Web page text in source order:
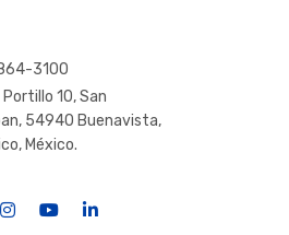
3100
10, San
54940 Buenavista,
México.